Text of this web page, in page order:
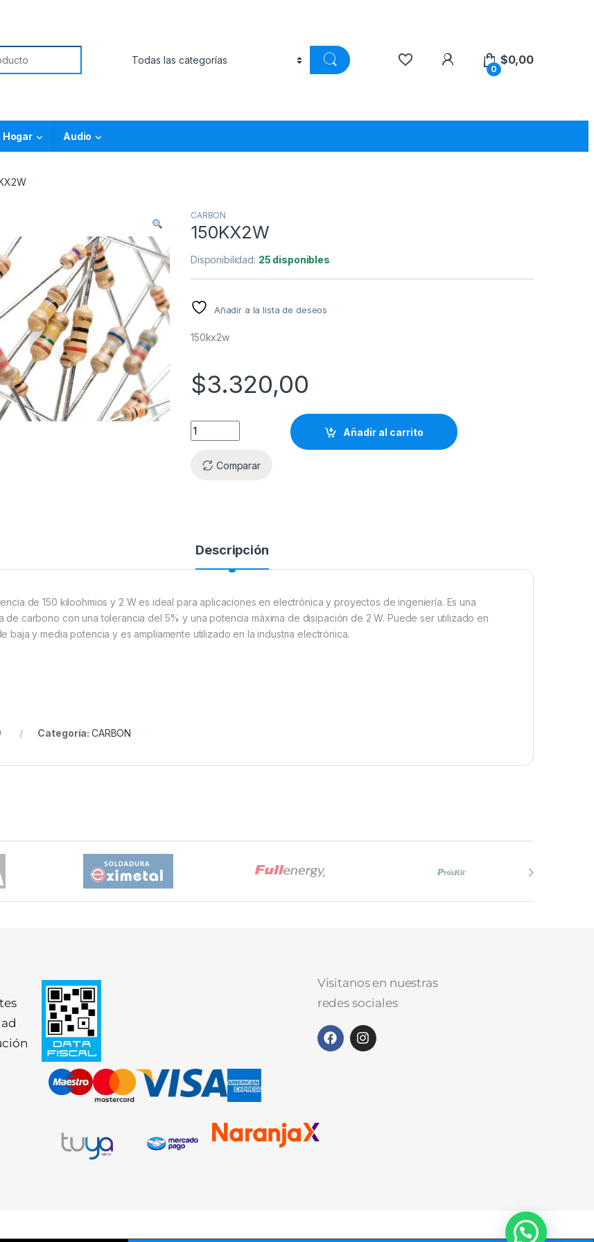
0
$0,00
Hogar Audio
CARBON
150KX2W
Disponibilidad: 25 disponibles
Añadir a la lista de deseos
150kx2w
$3.320,00
Añadir al carrito
Comparar
Descripción
de 150 kiloohmios y 2 W es ideal para aplicaciones en electrónica y proyectos de ingeniería. Es una
de carbono con una tolerancia del 5% y una potencia máxima de disipación de 2 W. Puede ser utilizado en
baja y media potencia y es ampliamente utilizado en la industria electrónica.
Categoría: CARBON
Visitanos en nuestras
redes sociales